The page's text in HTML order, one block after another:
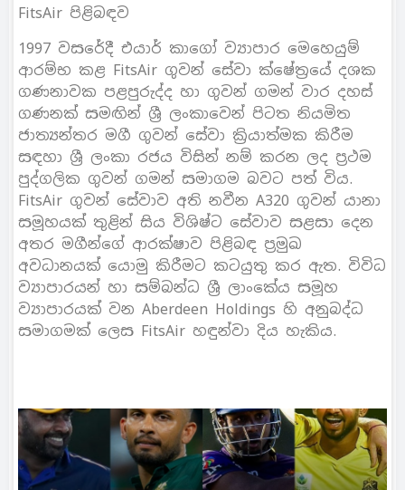
FitsAir පිළිබඳව
1997 වසරේදී එයාර් කාගෝ ව්‍යාපාර මෙහෙයුම්
ආරම්භ කළ FitsAir ගුවන් සේවා ක්ෂේත්‍රයේ දශක
ගණනාවක පළපුරුද්ද හා ගුවන් ගමන් වාර දහස්
ගණනක් සමඟින් ශ්‍රී ලංකාවෙන් පිටත නියමිත
ජාත්‍යන්තර මගී ගුවන් සේවා ක්‍රියාත්මක කිරීම
සඳහා ශ්‍රී ලංකා රජය විසින් නම් කරන ලද ප්‍රථම
පුද්ගලික ගුවන් ගමන් සමාගම බවට පත් විය.
FitsAir ගුවන් සේවාව අති නවීන A320 ගුවන් යානා
සමූහයක් තුළින් සිය විශිෂ්ට සේවාව සළසා දෙන
අතර මගීන්ගේ ආරක්ෂාව පිළිබඳ ප්‍රමුඛ
අවධානයක් යොමු කිරීමට කටයුතු කර ඇත. විවිධ
ව්‍යාපාරයන් හා සම්බන්ධ ශ්‍රී ලාංකේය සමූහ
ව්‍යාපාරයක් වන Aberdeen Holdings හි අනුබද්ධ
සමාගමක් ලෙස FitsAir හඳුන්වා දිය හැකිය.